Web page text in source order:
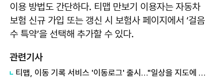
이용 방법도 간단하다. 티맵 만보기 이용자는 자동차
보험 신규 가입 또는 갱신 시 보험사 페이지에서 ‘걸음
수 특약’을 선택해 추가할 수 있다.
관련기사
티맵, 이동 기록 서비스 '이동로그' 출시…"일상을 지도에 담는다"